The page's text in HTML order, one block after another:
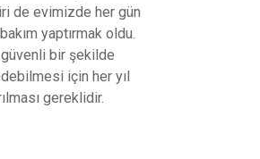
de evimizde her gün
yaptırmak oldu.
bir şekilde
için her yıl
gereklidir.